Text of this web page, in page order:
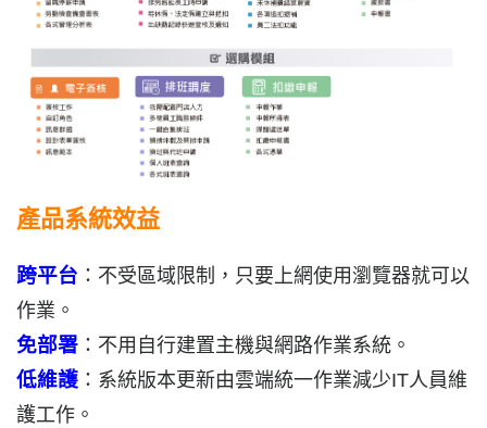
產品系統效益
跨平台 ：不受區域限制，只要上網使用瀏覽器就可以
作業。
免部署 ：不用自行建置主機與網路作業系統。
低維護 ：系統版本更新由雲端統一作業減少IT人員維
護工作。